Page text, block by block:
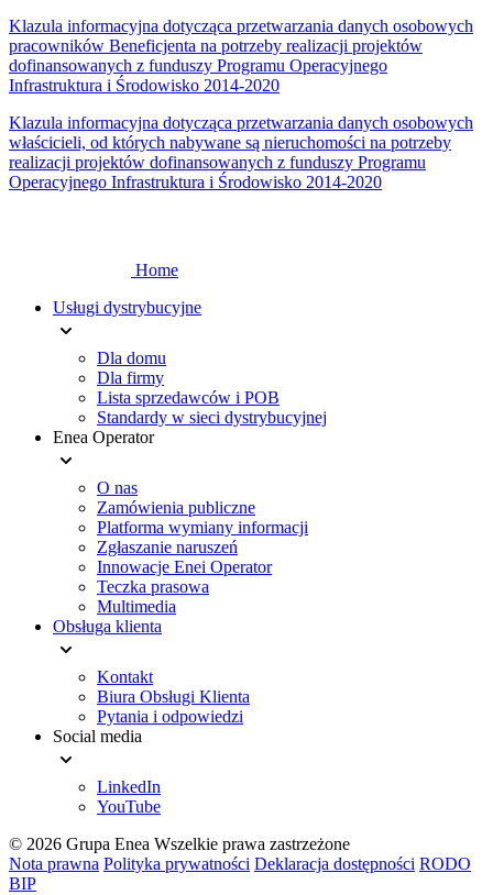
Klazula informacyjna dotycząca przetwarzania danych osobowych
pracowników Beneficjenta na potrzeby realizacji projektów
dofinansowanych z funduszy Programu Operacyjnego
Infrastruktura i Środowisko 2014-2020
Klazula informacyjna dotycząca przetwarzania danych osobowych
właścicieli, od których nabywane są nieruchomości na potrzeby
realizacji projektów dofinansowanych z funduszy Programu
Operacyjnego Infrastruktura i Środowisko 2014-2020
Home
Usługi dystrybucyjne
Dla domu
Dla firmy
Lista sprzedawców i POB
Standardy w sieci dystrybucyjnej
Enea Operator
O nas
Zamówienia publiczne
Platforma wymiany informacji
Zgłaszanie naruszeń
Innowacje Enei Operator
Teczka prasowa
Multimedia
Obsługa klienta
Kontakt
Biura Obsługi Klienta
Pytania i odpowiedzi
Social media
LinkedIn
YouTube
© 2026 Grupa Enea Wszelkie prawa zastrzeżone
Nota prawna Polityka prywatności Deklaracja dostępności RODO
BIP